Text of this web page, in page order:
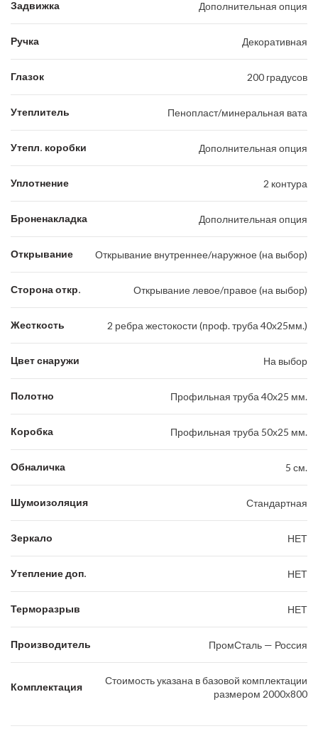
Задвижка Дополнительная опция
Ручка Декоративная
Глазок 200 градусов
Утеплитель Пенопласт/минеральная вата
Утепл. коробки Дополнительная опция
Уплотнение 2 контура
Броненакладка Дополнительная опция
Открывание Открывание внутреннее/наружное (на выбор)
Сторона откр. Открывание левое/правое (на выбор)
Жесткость 2 ребра жестокости (проф. труба 40х25мм.)
Цвет снаружи На выбор
Полотно Профильная труба 40х25 мм.
Коробка Профильная труба 50х25 мм.
Обналичка 5 см.
Шумоизоляция Стандартная
Зеркало НЕТ
Утепление доп. НЕТ
Терморазрыв НЕТ
Производитель ПромСталь — Россия
Комплектация
Стоимость указана в базовой комплектации
размером 2000х800